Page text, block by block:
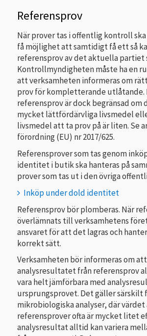
Referensprov
När prover tas i offentlig kontroll
få möjlighet att samtidigt få ett så
referensprov av det aktuella partiet
Kontrollmyndigheten måste ha en
att verksamheten informeras om
prov för kompletterande
referensprov är dock begränsad om
mycket lättfördärvliga livsmedel
livsmedel att ta prov på är liten. Se
förordning (EU) nr 2017/625.
Referensprover som tas genom
identitet i butik ska hanteras på
prover som tas ut i den övriga
Inköp under dold identitet
Referensprov bör plomberas. När
överlämnats till verksamhetens
ansvaret för att det lagras och
korrekt sätt.
Verksamheten bör informeras om att
analysresultatet från referensprov
vara helt jämförbara med
ursprungsprovet. Det gäller särskilt
mikrobiologiska analyser, där värdet
referensprover ofta är mycket litet
analysresultat alltid kan variera